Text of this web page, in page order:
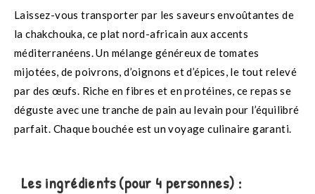
Laissez-vous transporter par les saveurs envoûtantes de
la chakchouka, ce plat nord-africain aux accents
méditerranéens. Un mélange généreux de tomates
mijotées, de poivrons, d’oignons et d’épices, le tout relevé
par des œufs. Riche en fibres et en protéines, ce repas se
déguste avec une tranche de pain au levain pour l’équilibré
parfait. Chaque bouchée est un voyage culinaire garanti.
Les ingrédients (pour 4 personnes) :